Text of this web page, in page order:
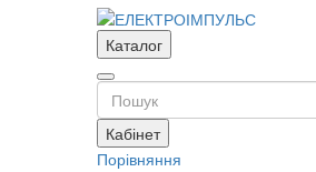
Каталог
Кабінет
Порівняння